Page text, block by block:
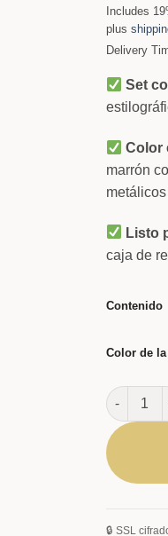
Includes
plus
Delivery
Set
Color
marrón
Listo
caja de
Contenido
Color de
Memoria